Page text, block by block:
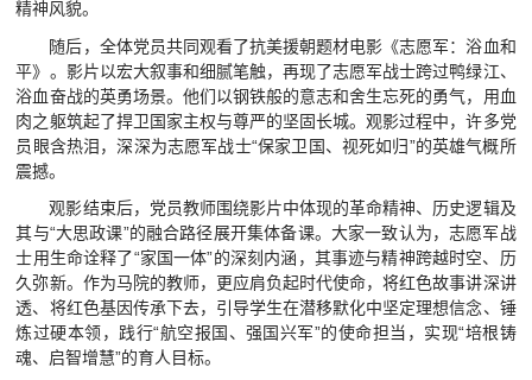
精神风貌。
随后，全体党员共同观看了抗美援朝题材电影《志愿军：浴血和
平》。影片以宏大叙事和细腻笔触，再现了志愿军战士跨过鸭绿江、
浴血奋战的英勇场景。他们以钢铁般的意志和舍生忘死的勇气，用血
肉之躯筑起了捍卫国家主权与尊严的坚固长城。观影过程中，许多党
员眼含热泪，深深为志愿军战士“保家卫国、视死如归”的英雄气概所
震撼。
观影结束后，党员教师围绕影片中体现的革命精神、历史逻辑及
其与“大思政课”的融合路径展开集体备课。大家一致认为，志愿军战
士用生命诠释了“家国一体”的深刻内涵，其事迹与精神跨越时空、历
久弥新。作为马院的教师，更应肩负起时代使命，将红色故事讲深讲
透、将红色基因传承下去，引导学生在潜移默化中坚定理想信念、锤
炼过硬本领，践行“航空报国、强国兴军”的使命担当，实现“培根铸
魂、启智增慧”的育人目标。